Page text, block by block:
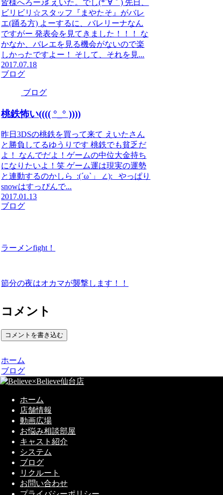
皆様へろー♪♯ えいた。でし(*´∀｀) 先日、
ビリビリ☆スタッフ『まやたそ』がバレ
エ(踊る方) よーするに、バレリーナなん
ですがー 発表会を見てきました！！！ な
かなか、バレエを見る機会がないので楽
しかったですよー！ そして、それを見...
2017.07.18
ブログ
ブログ
桃鉄怖い(((( °_° ))))
昨日3DSの桃鉄を買って来て えいたさん
と勝負してるゆうりです 桃鉄でも貧乏だ
よ！ なんでだよ！ゲームの中位大金持ち
になりたいよ！笑 ゲーム運は現実の運勢
と連動するのかしら_:(´ω`」 ∠):_ やっぱり
snowはすっぴんで...
2017.01.13
ブログ
ラーメンfight！
節分の夜はオカマが襲撃します！！
コメント
コメントを書き込む
ホーム
ブログ
ホーム
店舗情報
動画広場
お悩み相談部屋
キャスト紹介
システム
ブログ
リクルート
お問い合わせ